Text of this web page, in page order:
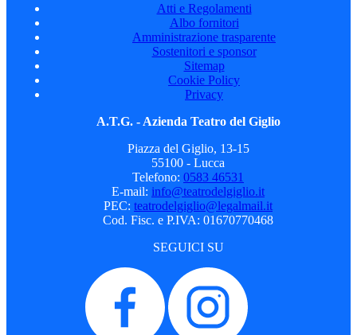
Atti e Regolamenti
Albo fornitori
Amministrazione trasparente
Sostenitori e sponsor
Sitemap
Cookie Policy
Privacy
A.T.G. - Azienda Teatro del Giglio
Piazza del Giglio, 13-15
55100 - Lucca
Telefono: 0583 46531
E-mail: info@teatrodelgiglio.it
PEC: teatrodelgiglio@legalmail.it
Cod. Fisc. e P.IVA: 01670770468
SEGUICI SU